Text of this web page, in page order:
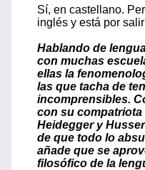
Sí, en castellano.
inglés y está por
Hablando de
con muchas
ellas la
las que tacha de
incomprensibles.
con su compatriota
Heidegger y
de que todo lo
añade que se
filosófico de la